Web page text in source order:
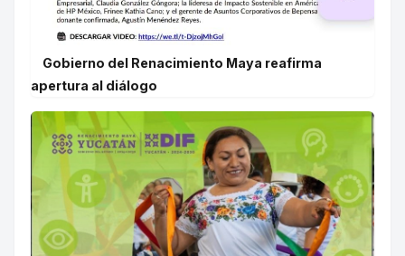
Gobierno del Renacimiento Maya reafirma
apertura al diálogo